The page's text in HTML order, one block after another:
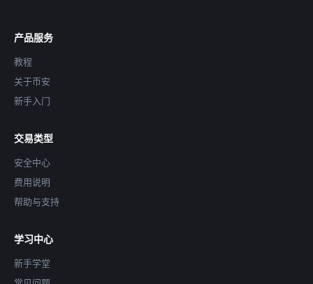
产品服务
教程
关于币安
新手入门
交易类型
安全中心
费用说明
帮助与支持
学习中心
新手学堂